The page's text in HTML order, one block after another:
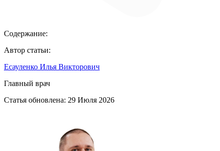
Содержание:
Автор статьи:
Есауленко Илья Викторович
Главный врач
Статья обновлена: 29 Июля 2026